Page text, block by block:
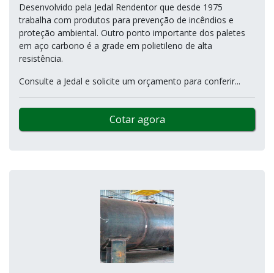
Desenvolvido pela Jedal Rendentor que desde 1975
trabalha com produtos para prevenção de incêndios e
proteção ambiental. Outro ponto importante dos paletes
em aço carbono é a grade em polietileno de alta
resistência.
Consulte a Jedal e solicite um orçamento para conferir...
Cotar agora